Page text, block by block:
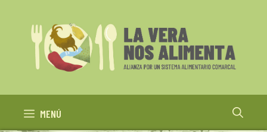
MENÚ